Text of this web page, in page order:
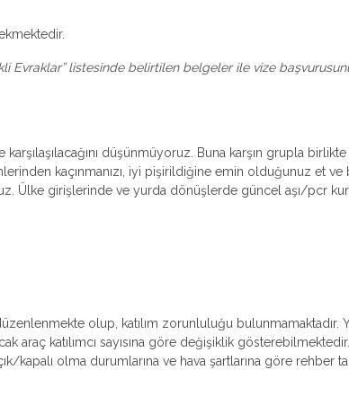
Evraklar” listesinde belirtilen belgeler ile vize
düşünmüyoruz. Buna karşın grupla birlikte
kaçınmanızı, iyi pişirildiğine emin olduğunuz et ve
girişlerinde ve yurda dönüşlerde güncel aşı/pcr
olup, katılım zorunluluğu bulunmamaktadır.
araç katılımcı sayısına göre değişiklik
olma durumlarına ve hava şartlarına göre rehber